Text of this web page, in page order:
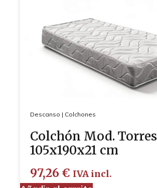
Descanso | Colchones
Colchón Mod. Torres
105x190x21 cm
97,26 € IVA incl.